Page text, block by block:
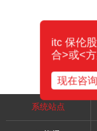
系统站点
itc 保伦
合>或<
现在咨询